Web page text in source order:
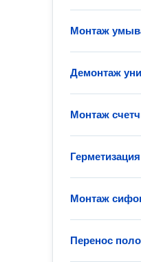
Монтаж
Демонтаж
Монтаж
Монтаж
Перенос